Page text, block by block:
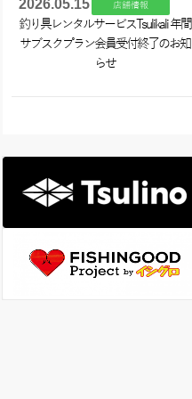
2026.05.15 店舗情報
釣り具レンタルサービスTsulikali 年間
サブスクプラン会員受付終了のお知
らせ